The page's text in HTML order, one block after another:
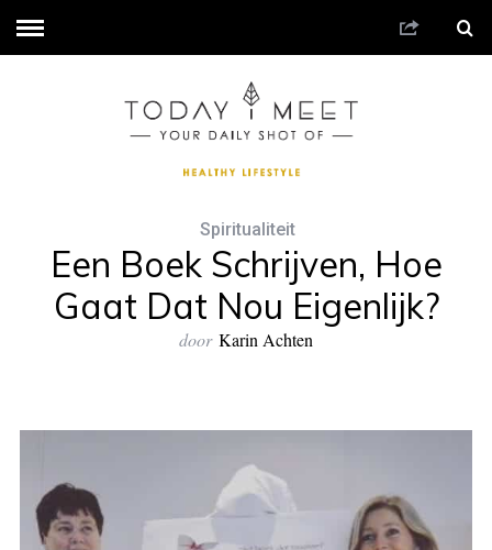
Spiritualiteit
Een Boek Schrijven, Hoe
Gaat Dat Nou Eigenlijk?
door Karin Achten